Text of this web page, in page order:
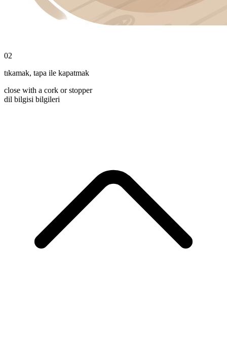
02
tıkamak, tapa ile kapatmak
close with a cork or stopper
dil bilgisi bilgileri